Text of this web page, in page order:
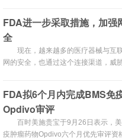
FDA进一步采取措施，加强
全
现在，越来越多的医疗器械与互
网的安全，也通过这个连接渠道，威
FDA拟6个月内完成BMS免
Opdivo审评
百时美施贵宝于9月26日表示，
疫肿瘤药物Opdivo六个月优先审评资